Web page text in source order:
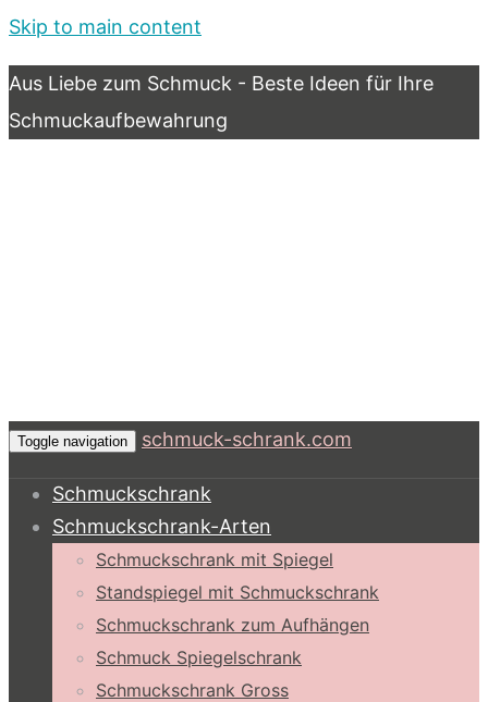
Skip to main content
Aus Liebe zum Schmuck - Beste Ideen für Ihre
Schmuckaufbewahrung
Toggle navigation schmuck-schrank.com
Schmuckschrank
Schmuckschrank-Arten
Schmuckschrank mit Spiegel
Standspiegel mit Schmuckschrank
Schmuckschrank zum Aufhängen
Schmuck Spiegelschrank
Schmuckschrank Gross